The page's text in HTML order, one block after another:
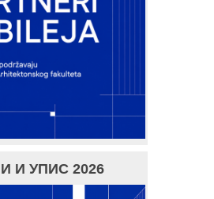
И УПИС 2026